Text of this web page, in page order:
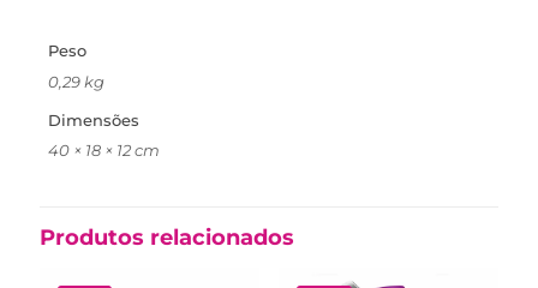
Peso
0,29 kg
Dimensões
40 × 18 × 12 cm
Produtos relacionados